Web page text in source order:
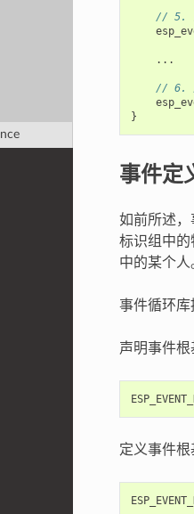
// 5. 注
...
// 6. 删
}
事件定
如前所述
标识组中
中的某个人
事件循环库
声明事件根
定义事件根